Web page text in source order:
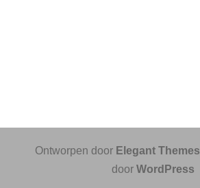
Ontworpen door Elegant Themes
doorWordPress